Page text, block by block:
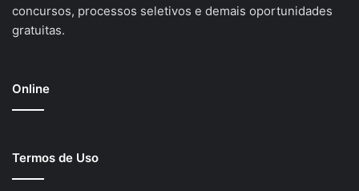
concursos, processos seletivos e demais oportunidades
gratuitas.
Online
Termos de Uso